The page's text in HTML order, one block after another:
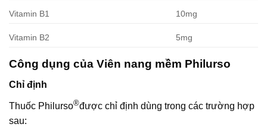
Vitamin B1 10mg
Vitamin B2 5mg
Công dụng của Viên nang mềm Philurso
Chỉ định
Thuốc Philurso®được chỉ định dùng trong các trường hợp
sau: